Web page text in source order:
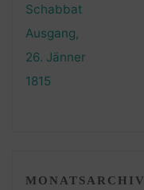
MONATSARCHIV